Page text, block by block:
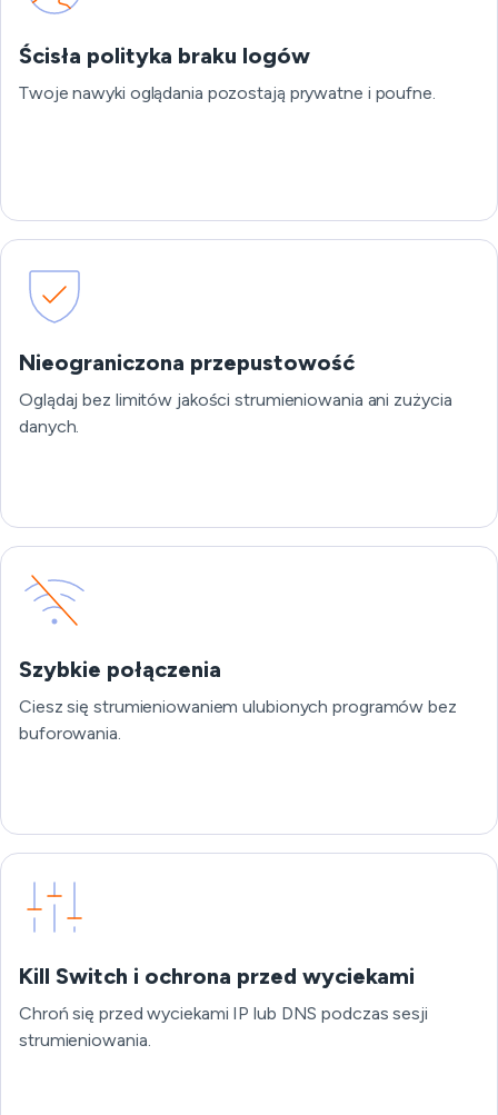
Ścisła polityka braku logów
Twoje nawyki oglądania pozostają prywatne i poufne.
Nieograniczona przepustowość
Oglądaj bez limitów jakości strumieniowania ani zużycia
danych.
Szybkie połączenia
Ciesz się strumieniowaniem ulubionych programów bez
buforowania.
Kill Switch i ochrona przed wyciekami
Chroń się przed wyciekami IP lub DNS podczas sesji
strumieniowania.